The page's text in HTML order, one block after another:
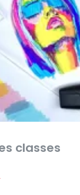
classes